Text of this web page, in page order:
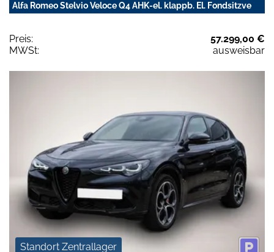
Alfa Romeo Stelvio Veloce Q4 AHK-el. klappb. El. Fondsitzve
Preis:
57.299,00 €
MWSt:
ausweisbar
Standort Zentrallager